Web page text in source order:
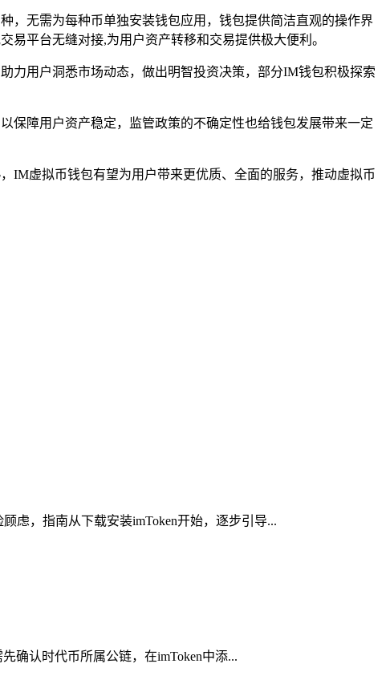
，无需为每种币单独安装钱包应用，钱包提供简洁直观的操作界
平台无缝对接,为用户资产转移和交易提供极大便利。
力用户洞悉市场动态，做出明智投资决策，部分IM钱包积极探索
保障用户资产稳定，监管政策的不确定性也给钱包发展带来一定
IM虚拟币钱包有望为用户带来更优质、全面的服务，推动虚拟币
虑，指南从下载安装imToken开始，逐步引导...
确认时代币所属公链，在imToken中添...